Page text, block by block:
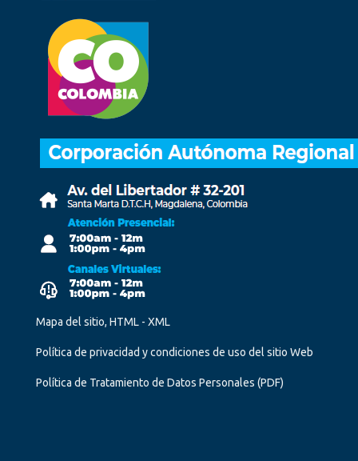
Mapa del sitio, HTML - XML
Política de privacidad y condiciones de uso del sitio Web
Política de Tratamiento de Datos Personales (PDF)